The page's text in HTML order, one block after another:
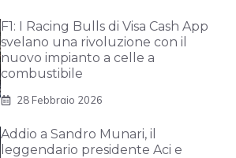
F1: I Racing Bulls di Visa Cash App
svelano una rivoluzione con il
nuovo impianto a celle a
combustibile
28 Febbraio 2026
Addio a Sandro Munari, il
leggendario presidente Aci e